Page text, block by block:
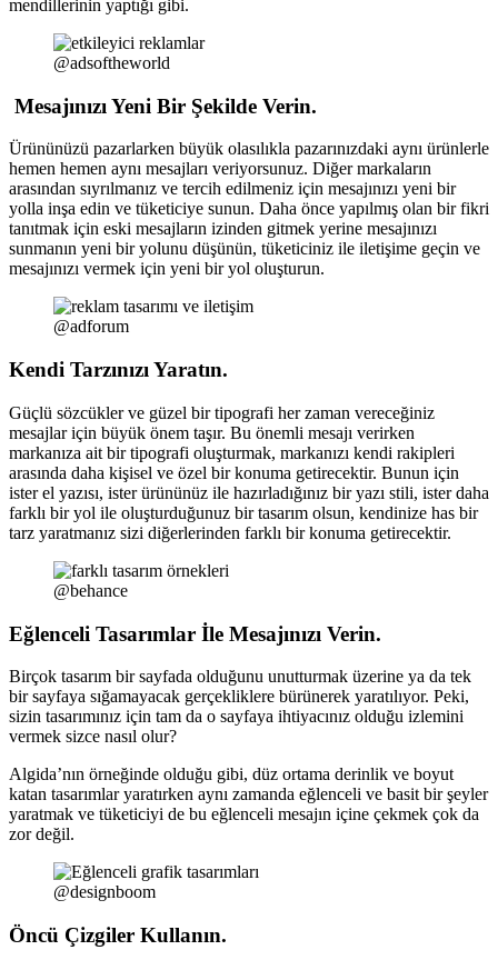
mendillerinin yaptığı gibi.
@adsoftheworld
Mesajınızı Yeni Bir Şekilde Verin.
Ürününüzü pazarlarken büyük olasılıkla pazarınızdaki aynı ürünlerle
hemen hemen aynı mesajları veriyorsunuz. Diğer markaların
arasından sıyrılmanız ve tercih edilmeniz için mesajınızı yeni bir
yolla inşa edin ve tüketiciye sunun. Daha önce yapılmış olan bir fikri
tanıtmak için eski mesajların izinden gitmek yerine mesajınızı
sunmanın yeni bir yolunu düşünün, tüketiciniz ile iletişime geçin ve
mesajınızı vermek için yeni bir yol oluşturun.
@adforum
Kendi Tarzınızı Yaratın.
Güçlü sözcükler ve güzel bir tipografi her zaman vereceğiniz
mesajlar için büyük önem taşır. Bu önemli mesajı verirken
markanıza ait bir tipografi oluşturmak, markanızı kendi rakipleri
arasında daha kişisel ve özel bir konuma getirecektir. Bunun için
ister el yazısı, ister ürününüz ile hazırladığınız bir yazı stili, ister daha
farklı bir yol ile oluşturduğunuz bir tasarım olsun, kendinize has bir
tarz yaratmanız sizi diğerlerinden farklı bir konuma getirecektir.
@behance
Eğlenceli Tasarımlar İle Mesajınızı Verin.
Birçok tasarım bir sayfada olduğunu unutturmak üzerine ya da tek
bir sayfaya sığamayacak gerçekliklere bürünerek yaratılıyor. Peki,
sizin tasarımınız için tam da o sayfaya ihtiyacınız olduğu izlemini
vermek sizce nasıl olur?
Algida’nın örneğinde olduğu gibi, düz ortama derinlik ve boyut
katan tasarımlar yaratırken aynı zamanda eğlenceli ve basit bir şeyler
yaratmak ve tüketiciyi de bu eğlenceli mesajın içine çekmek çok da
zor değil.
@designboom
Öncü Çizgiler Kullanın.